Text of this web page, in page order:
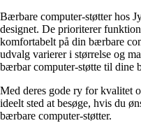
Bærbare computer-støtter hos
designet. De prioriterer
komfortabelt på din bærbare
udvalg varierer i størrelse og
bærbar computer-støtte til dine
Med deres gode ry for kvalitet
ideelt sted at besøge, hvis du
bærbare computer-støtter.